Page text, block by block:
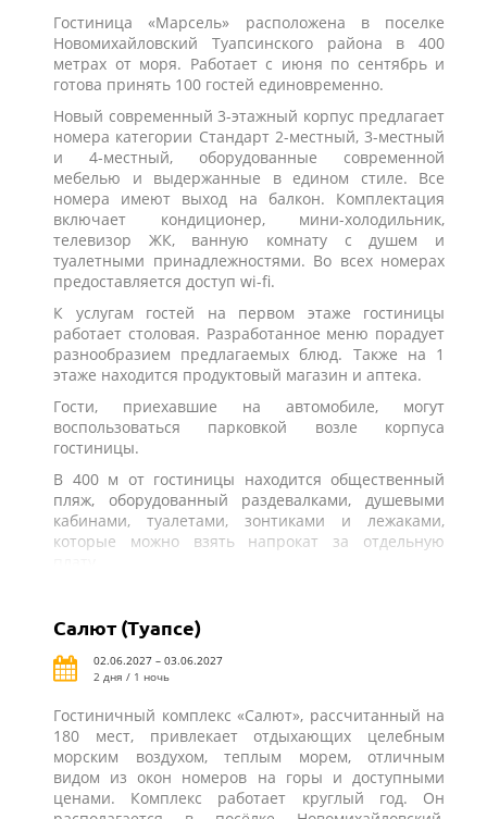
Гостиница «Марсель» расположена в поселке
Новомихайловский Туапсинского района в 400
метрах от моря. Работает с июня по сентябрь и
готова принять 100 гостей единовременно.
Новый современный 3-этажный корпус предлагает
номера категории Стандарт 2-местный, 3-местный
и 4-местный, оборудованные современной
мебелью и выдержанные в едином стиле. Все
номера имеют выход на балкон. Комплектация
включает кондиционер, мини-холодильник,
телевизор ЖК, ванную комнату с душем и
туалетными принадлежностями. Во всех номерах
предоставляется доступ wi-fi.
К услугам гостей на первом этаже гостиницы
работает столовая. Разработанное меню порадует
разнообразием предлагаемых блюд. Также на 1
этаже находится продуктовый магазин и аптека.
Гости, приехавшие на автомобиле, могут
воспользоваться парковкой возле корпуса
гостиницы.
В 400 м от гостиницы находится общественный
пляж, оборудованный раздевалками, душевыми
кабинами, туалетами, зонтиками и лежаками,
которые можно взять напрокат за отдельную
Салют (Туапсе)
02.06.2027 – 03.06.2027
2 дня / 1 ночь
Гостиничный комплекс «Салют», рассчитанный на
180 мест, привлекает отдыхающих целебным
морским воздухом, теплым морем, отличным
видом из окон номеров на горы и доступными
ценами. Комплекс работает круглый год. Он